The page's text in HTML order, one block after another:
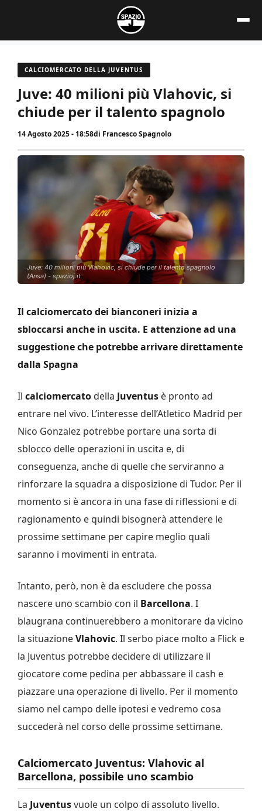
contenuto
CALCIOMERCATO DELLA JUVENTUS
Juve: 40 milioni più Vlahovic, si
chiude per il talento spagnolo
14 Agosto 2025 - 18:58di Francesco Spagnolo
Juve: 40 milioni più Vlahovic, si chiude per il talento spagnolo
(Ansa) - spazioj.it
Il calciomercato dei bianconeri inizia a
sbloccarsi anche in uscita. E attenzione ad una
suggestione che potrebbe arrivare direttamente
dalla Spagna
Il calciomercato della Juventus è pronto ad
entrare nel vivo. L’interesse dell’Atletico Madrid per
Nico Gonzalez potrebbe portare una sorta di
sblocco delle operazioni in uscita e, di
conseguenza, anche di quelle che serviranno a
rinforzare la squadra a disposizione di Tudor. Per il
momento si è ancora in una fase di riflessioni e di
ragionamento e quindi bisognerà attendere le
prossime settimane per capire meglio quali
saranno i movimenti in entrata.
Intanto, però, non è da escludere che possa
nascere uno scambio con il Barcellona. I
blaugrana continuerebbero a monitorare da vicino
la situazioneVlahovic. Il serbo piace molto a Flick e
la Juventus potrebbe decidere di utilizzare il
giocatore come pedina per abbassare il cash e
piazzare una operazione di livello. Per il momento
siamo nel campo delle ipotesi e vedremo cosa
succederà nel corso delle prossime settimane.
Calciomercato Juventus: Vlahovic al
Barcellona, possibile uno scambio
La Juventusvuole un colpo di assoluto livello.